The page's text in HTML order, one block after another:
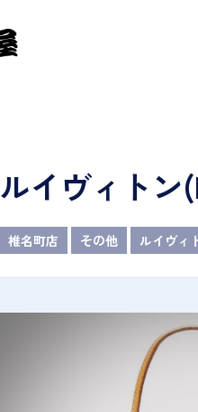
ルイヴィトン
椎名町店 その他 ルイヴィ